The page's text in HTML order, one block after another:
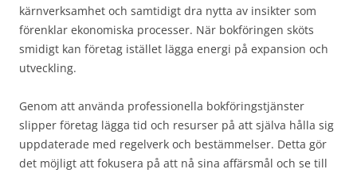
kärnverksamhet och samtidigt dra nytta av insikter som
förenklar ekonomiska processer. När bokföringen sköts
smidigt kan företag istället lägga energi på expansion och
utveckling.
Genom att använda professionella bokföringstjänster
slipper företag lägga tid och resurser på att själva hålla sig
uppdaterade med regelverk och bestämmelser. Detta gör
det möjligt att fokusera på att nå sina affärsmål och se till